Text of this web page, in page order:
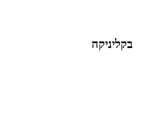
בקליניקה